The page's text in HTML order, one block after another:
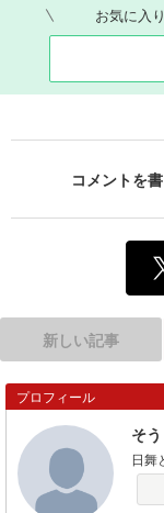
お気に入
コメントを書
新しい記事
プロフィール
そ
日舞